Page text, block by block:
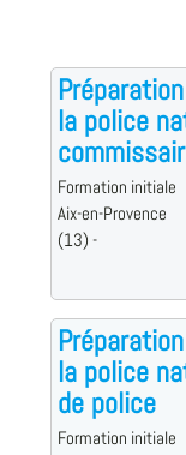
la police
Formation initiale
Aix-en-Provence
(13) -
la police
de police
Formation initiale